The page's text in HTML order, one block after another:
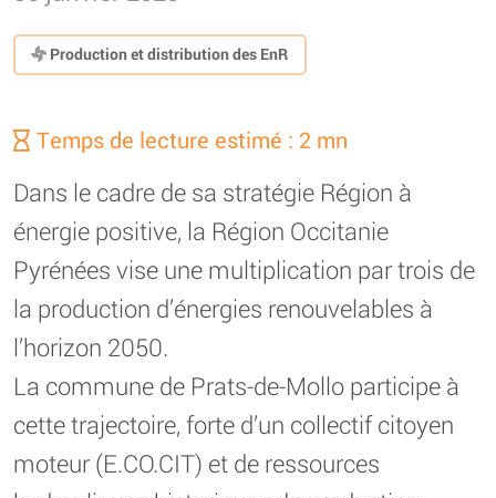
Production et distribution des EnR
Temps de lecture estimé : 2 mn
Dans le cadre de sa stratégie Région à
énergie positive, la Région Occitanie
Pyrénées vise une multiplication par trois de
la production d’énergies renouvelables à
l’horizon 2050.
La commune de Prats-de-Mollo participe à
cette trajectoire, forte d’un collectif citoyen
moteur (E.CO.CIT) et de ressources